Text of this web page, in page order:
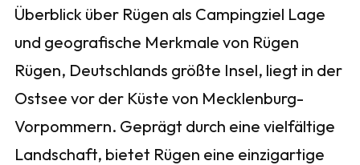
Überblick über Rügen als Campingziel Lage
und geografische Merkmale von Rügen
Rügen, Deutschlands größte Insel, liegt in der
Ostsee vor der Küste von Mecklenburg-
Vorpommern. Geprägt durch eine vielfältige
Landschaft, bietet Rügen eine einzigartige